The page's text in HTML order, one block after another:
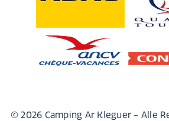
© 2026 Camping Ar Kleguer - Alle